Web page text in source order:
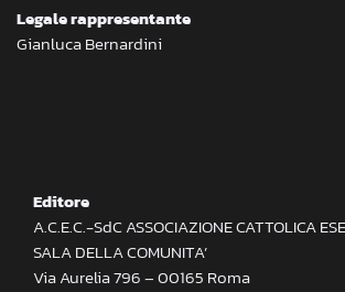
Legale rappresentante
Gianluca Bernardini
Editore
A.C.E.C.-SdC ASSOCIAZIONE CATTOLICA
SALA DELLA COMUNITA’
Via Aurelia 796 – 00165 Roma